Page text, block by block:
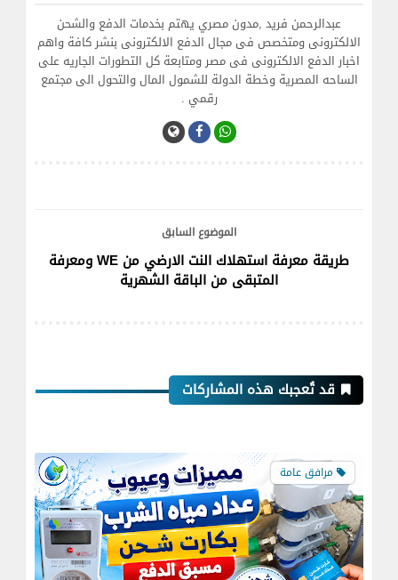
عبدالرحمن فريد ,مدون مصري يهتم بخدمات الدفع والشحن
الالكترونى ومتخصص فى مجال الدفع الالكترونى بنشر كافة واهم
اخبار الدفع الالكترونى فى مصر ومتابعة كل التطورات الجاريه على
الساحه المصرية وخطة الدولة للشمول المال والتحول الى مجتمع
رقمي .
الموضوع السابق
طريقة معرفة استهلاك النت الارضي من WE ومعرفة
المتبقى من الباقة الشهرية
قد تُعجبك هذه المشاركات
مرافق عامة